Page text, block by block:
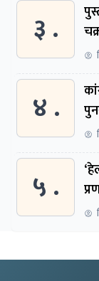
३ .
४ .
५ .